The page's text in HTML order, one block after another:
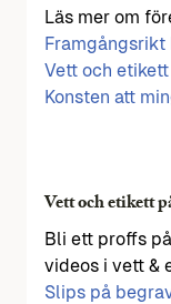
Läs mer om
Framgångsrikt
Vett och etikett
Konsten att
Vett och etikett
Bli ett proffs
videos i vett &
Slips på